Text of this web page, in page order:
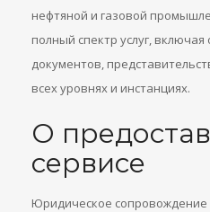
нефтяной и газовой
полный спектр услуг,
документов,
всех уровнях и инстанциях.
О
сервисе
Юридическое сопровождение